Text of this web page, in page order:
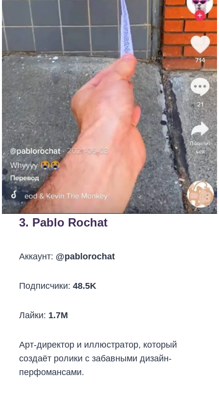
3. Pablo Rochat
Аккаунт: @pablorochat
Подписчики:48.5K
Лайки: 1.7M
Арт-директор и иллюстратор, который
создаёт ролики с забавными дизайн-
перфомансами.